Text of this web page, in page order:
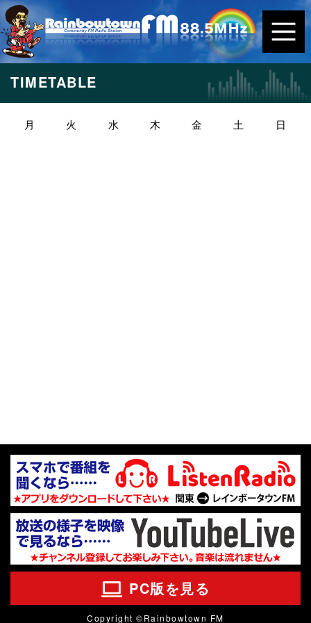
TIMETABLE
月 火 水 木 金 土 日
PC版を見る
Copyright ©Rainbowtown FM